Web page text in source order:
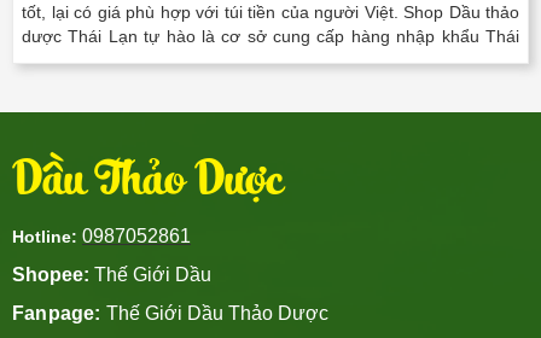
tốt, lại có giá phù hợp với túi tiền của người Việt. Shop Dầu thảo
dược Thái Lạn tự hào là cơ sở cung cấp hàng nhập khẩu Thái
Lan chính hãng tại Thành phố Hồ Chí..
Dầu Thảo Dược
Hotline: 0987052861
Shopee: Thế Giới Dầu
Fanpage: Thế Giới Dầu Thảo Dược